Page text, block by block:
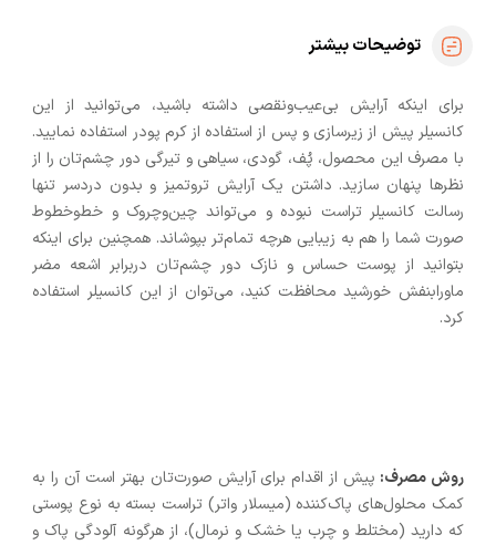
توضیحات بیشتر
برای اینکه آرایش بی‌عیب‌ونقصی داشته باشید، می‌توانید از این
کانسیلر پیش از زیرسازی و پس از استفاده از کرم پودر استفاده نمایید.
با مصرف این محصول، پُف، گودی، سیاهی و تیرگی دور چشم‌تان را از
نظرها پنهان سازید. داشتن یک آرایش تروتمیز و بدون دردسر تنها
رسالت کانسیلر تراست نبوده و می‌تواند چین‌وچروک و خط‌وخطوط
صورت شما را هم به زیبایی هرچه تمام‌تر بپوشاند. همچنین برای اینکه
بتوانید از پوست حساس و نازک دور چشم‌‌تان دربرابر اشعه مضر
ماورابنفش خورشید محافظت کنید، می‌توان از این کانسیلر استفاده
کرد.
روش مصرف: پیش از اقدام برای آرایش صورت‌تان بهتر است آن را به
کمک محلول‌های پاک‌کننده (میسلار واتر) تراست بسته به نوع پوستی
که دارید (مختلط و چرب یا خشک و نرمال)، از هرگونه آلودگی پاک و